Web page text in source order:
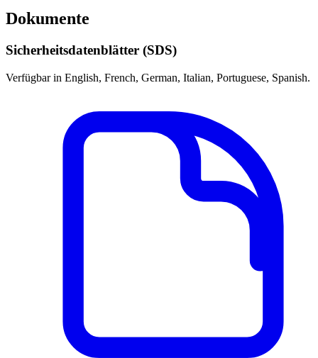
Dokumente
Sicherheitsdatenblätter (SDS)
Verfügbar in English, French, German, Italian, Portuguese, Spanish.